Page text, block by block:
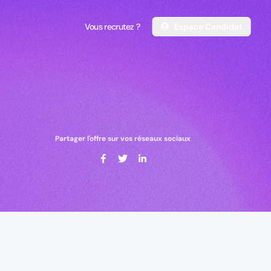
Vous recrutez ?
Vous recrutez ?
Partager l'offre sur vos réseaux sociaux